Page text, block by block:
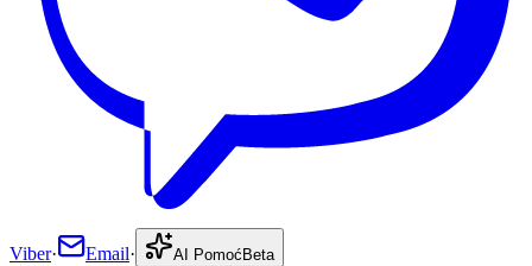
Viber· Email· AI Pomoć Beta